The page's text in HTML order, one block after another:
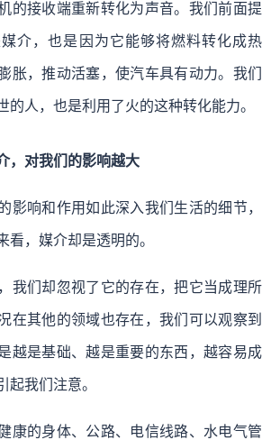
的接收端重新转化为声音。我们前面提
介，也是因为它能够将燃料转化成热
胀，推动活塞，使汽车具有动力。我们
的人，也是利用了火的这种转化能力。
，对我们的影响越大
影响和作用如此深入我们生活的细节，
看，媒介却是透明的。
我们却忽视了它的存在，把它当成理所
在其他的领域也存在，我们可以观察到
越是基础、越是重要的东西，越容易成
起我们注意。
康的身体、公路、电信线路、水电气管